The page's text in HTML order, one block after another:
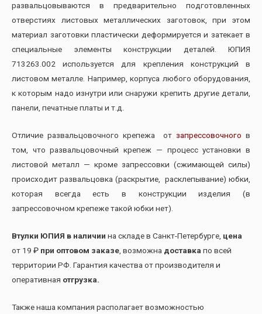
развальцовываются в предварительно подготовленных
отверстиях листовых металлических заготовок, при этом
материал заготовки пластически деформируется и затекает в
специальные элементы конструкции деталей. ЮПИЯ
713263.002 используется для крепления конструкций в
листовом металле. Например, корпуса любого оборудования,
к которым надо изнутри или снаружи крепить другие детали,
панели, печатные платы и т.д.
Отличие развальцовочного крепежа от запрессовочного в
том, что развальцовочный крепеж — процесс установки в
листовой металл — кроме запрессовки (сжимающей силы)
происходит развальцовка (раскрытие, расклепывание) юбки,
которая всегда есть в конструкции изделия (в
запрессовочном крепеже такой юбки нет).
Втулки ЮПИЯ в наличии на складе в Санкт-Петербурге, цена
от 19 ₽ при оптовом заказе , возможна доставка по всей
территории РФ. Гарантия качества от производителя и
оперативная отгрузка.
Также наша компания располагает возможностью